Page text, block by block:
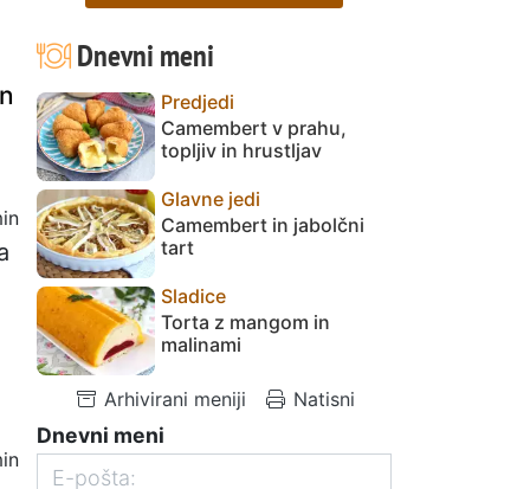
Dnevni meni
Predjedi
Camembert v prahu,
topljiv in hrustljav
Glavne jedi
Camembert in jabolčni
tart
Sladice
Torta z mangom in
malinami
Arhivirani meniji Natisni
Dnevni meni